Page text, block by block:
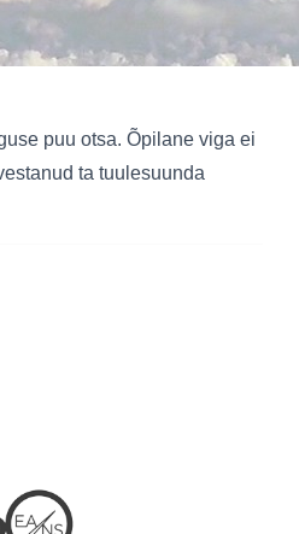
puu otsa. Õpilane viga ei
ta tuulesuunda